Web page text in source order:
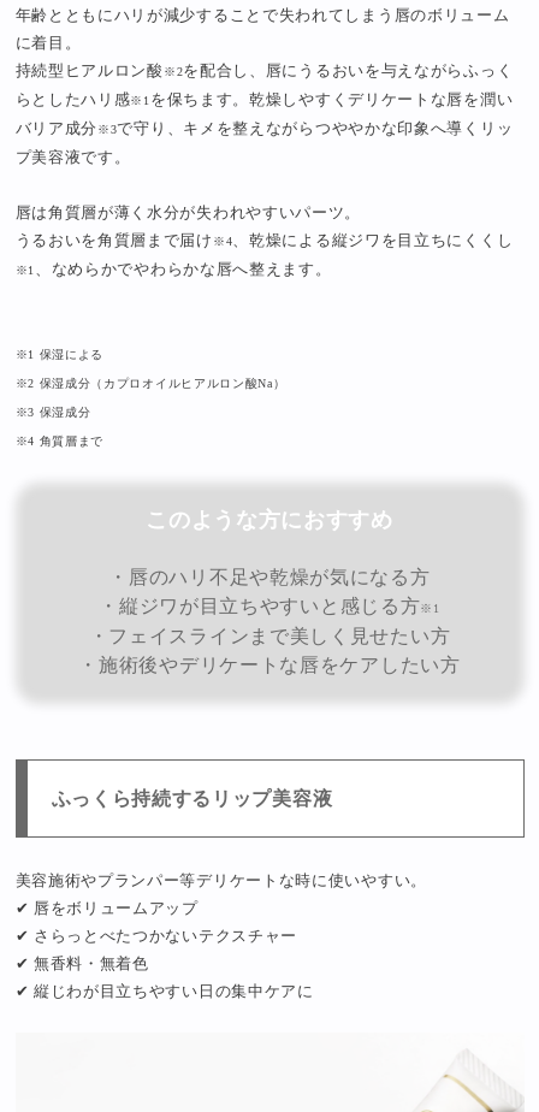
年齢とともにハリが減少することで失われてしまう唇のボリューム
に着目。
持続型ヒアルロン酸 ※2を配合し、唇にうるおいを与えながらふっく
らとしたハリ感※1 を保ちます。乾燥しやすくデリケートな唇を潤い
バリア成分 ※3で守り、キメを整えながらつややかな印象へ導くリッ
プ美容液です。
唇は角質層が薄く水分が失われやすいパーツ。
うるおいを角質層まで届け ※4、乾燥による縦ジワを目立ちにくくし
※1 、なめらかでやわらかな唇へ整えます。
※1 保湿による
※2 保湿成分（カプロオイルヒアルロン酸Na）
※3 保湿成分
※4 角質層まで
このような方におすすめ
・唇のハリ不足や乾燥が気になる方
・縦ジワが目立ちやすいと感じる方※1
・フェイスラインまで美しく見せたい方
・施術後やデリケートな唇をケアしたい方
ふっくら持続するリップ美容液
美容施術やプランパー等デリケートな時に使いやすい。
✔ 唇をボリュームアップ
✔ さらっとべたつかないテクスチャー
✔ 無香料・無着色
✔ 縦じわが目立ちやすい日の集中ケアに